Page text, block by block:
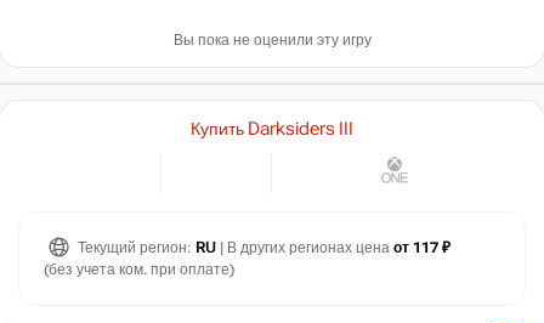
Вы пока не оценили эту игру
Купить Darksiders III
Текущий регион: RU | В других регионах цена от 117 ₽
(без учета ком. при оплате)